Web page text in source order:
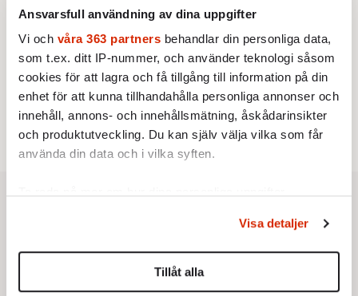
Ansvarsfull användning av dina uppgifter
Vi och våra 363 partners behandlar din personliga data,
som t.ex. ditt IP-nummer, och använder teknologi såsom
cookies för att lagra och få tillgång till information på din
enhet för att kunna tillhandahålla personliga annonser och
innehåll, annons- och innehållsmätning, åskådarinsikter
och produktutveckling. Du kan själv välja vilka som får
använda din data och i vilka syften.
Du kan ändra eller dra tillbaka ditt samtycke när som
helst från cookie-förklaringen.
Vi använder enhetsidentifierare för att anpassa innehållet
Visa detaljer
Tillåt alla
UTRIKES
Därför liknar Putin både tsaren och Stalin
Av: Bengt Jangfeldt
STICKET
5. Johan Romin:Varför ställs aldrig dessa frågor?
KRÖNIKA
6.Frans Wachtmeister:Ja, AC är ett hot mot den
franska civilisationen